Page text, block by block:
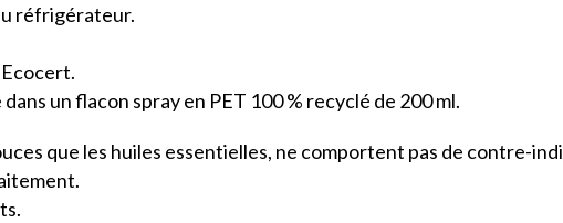
réfrigérateur.
un flacon spray en PET 100 % recyclé de 200 ml.
que les huiles essentielles, ne comportent pas de contre-